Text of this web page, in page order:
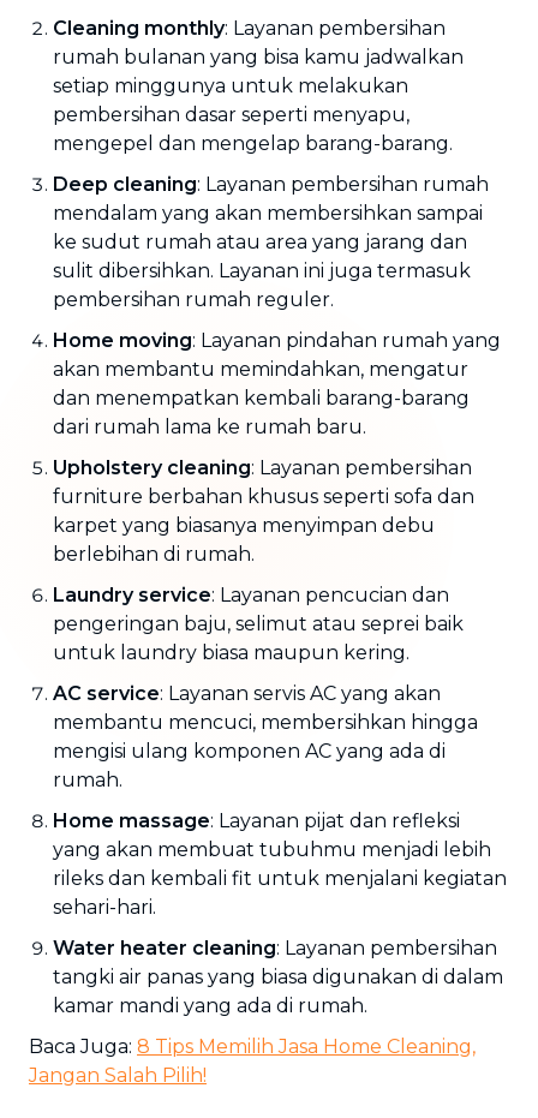
Cleaning monthly: Layanan pembersihan
rumah bulanan yang bisa kamu jadwalkan
setiap minggunya untuk melakukan
pembersihan dasar seperti menyapu,
mengepel dan mengelap barang-barang.
Deep cleaning: Layanan pembersihan rumah
mendalam yang akan membersihkan sampai
ke sudut rumah atau area yang jarang dan
sulit dibersihkan. Layanan ini juga termasuk
pembersihan rumah reguler.
Home moving: Layanan pindahan rumah yang
akan membantu memindahkan, mengatur
dan menempatkan kembali barang-barang
dari rumah lama ke rumah baru.
Upholstery cleaning: Layanan pembersihan
furniture berbahan khusus seperti sofa dan
karpet yang biasanya menyimpan debu
berlebihan di rumah.
Laundry service: Layanan pencucian dan
pengeringan baju, selimut atau seprei baik
untuk laundry biasa maupun kering.
AC service: Layanan servis AC yang akan
membantu mencuci, membersihkan hingga
mengisi ulang komponen AC yang ada di
rumah.
Home massage: Layanan pijat dan refleksi
yang akan membuat tubuhmu menjadi lebih
rileks dan kembali fit untuk menjalani kegiatan
sehari-hari.
Water heater cleaning: Layanan pembersihan
tangki air panas yang biasa digunakan di dalam
kamar mandi yang ada di rumah.
Baca Juga: 8 Tips Memilih Jasa Home Cleaning,
Jangan Salah Pilih!